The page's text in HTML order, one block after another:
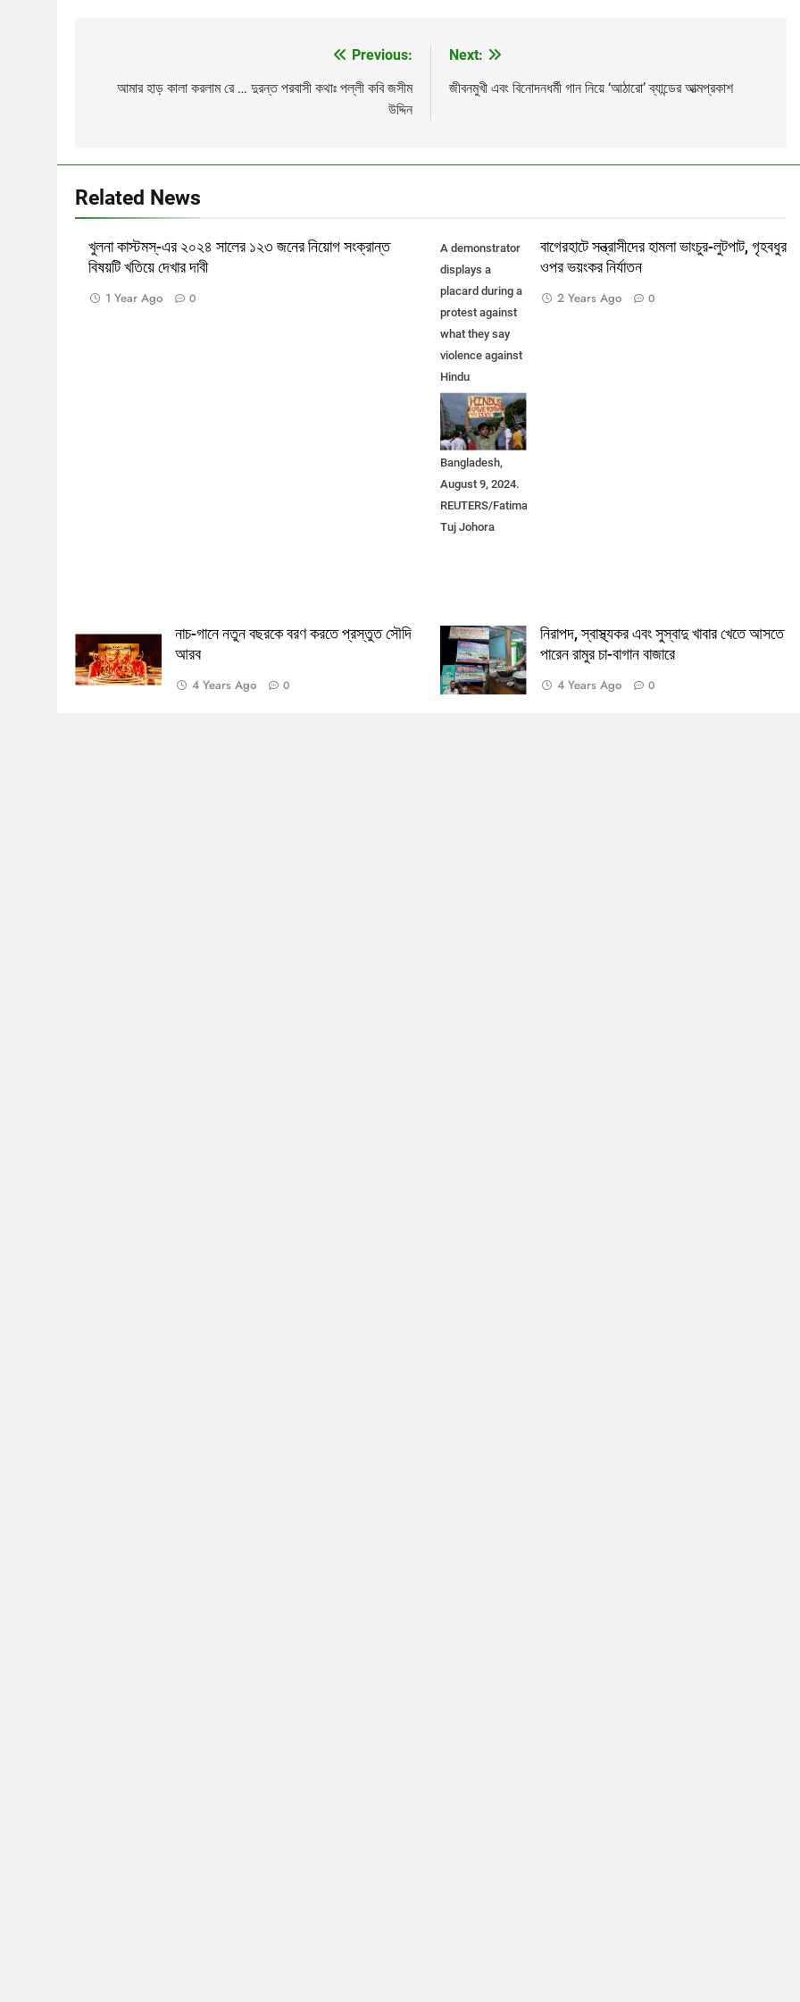
navigation
Previous:
আমার হাড় কালা করলাম রে … দুরন্ত পরবাসী কথাঃ পল্লী কবি জসীম
উদ্দিন
Next:
জীবনমুখী এবং বিনোদনধর্মী গান নিয়ে ‘আঠারো’ ব্যান্ডের আত্মপ্রকাশ
Related News
খুলনা কাস্টমস্-এর ২০২৪ সালের ১২৩ জনের নিয়োগ সংক্রান্ত
বিষয়টি খতিয়ে দেখার দাবী
1 Year Ago 0
A demonstrator
displays a
placard during a
protest against
what they say
violence against
Hindu
communities
during ongoing
unrest, in Dhaka,
Bangladesh,
August 9, 2024.
REUTERS/Fatima
Tuj Johora
বাগেরহাটে সন্ত্রাসীদের হামলা ভাংচুর-লুটপাট, গৃহবধুর
ওপর ভয়ংকর নির্যাতন
2 Years Ago 0
নাচ-গানে নতুন বছরকে বরণ করতে প্রস্তুত সৌদি
আরব
4 Years Ago 0
নিরাপদ, স্বাস্থ্যকর এবং সুস্বাদু খাবার খেতে আসতে
পারেন রামুর চা-বাগান বাজারে
4 Years Ago 0